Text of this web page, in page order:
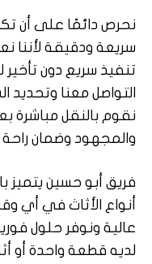
نحرص دائمًا على أن
سريعة ودقيقة لأننا
تنفيذ سريع دون تأخير
التواصل معنا وتحديد
نقوم بالنقل مباشرة
والمجهود وضمان
فريق أبو حسين يتميز
أنواع الأثاث في أي
عالية ونوفر حلول
لديه قطعة واحدة أو